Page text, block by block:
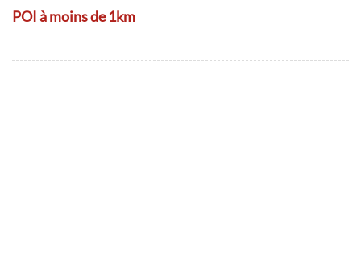
POI à moins de 1km